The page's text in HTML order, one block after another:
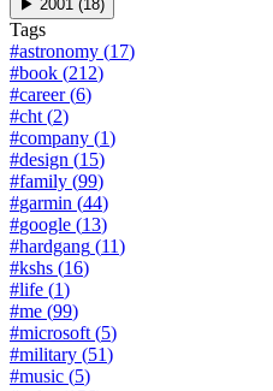
▶ 2001 (18)
Tags
#astronomy (17)
#book (212)
#career(6)
#cht (2)
#company (1)
#design (15)
#family (99)
#garmin (44)
#google (13)
#hardgang (11)
#kshs (16)
#life (1)
#me (99)
#microsoft (5)
#military (51)
#music (5)